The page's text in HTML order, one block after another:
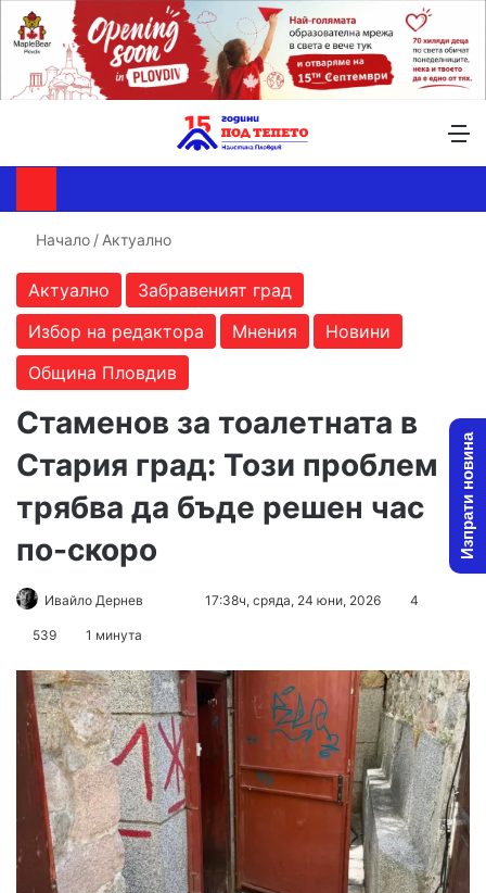
Начало / Актуално
Актуално
Забравеният град
Избор на редактора
Мнения
Новини
Община Пловдив
Стаменов за тоалетната в
Стария град: Този проблем
трябва да бъде решен час
по-скоро
Ивайло Дернев
Send17:38ч, сряда, 24 юни, 2026 4
539 1 минута
Изпрати новина